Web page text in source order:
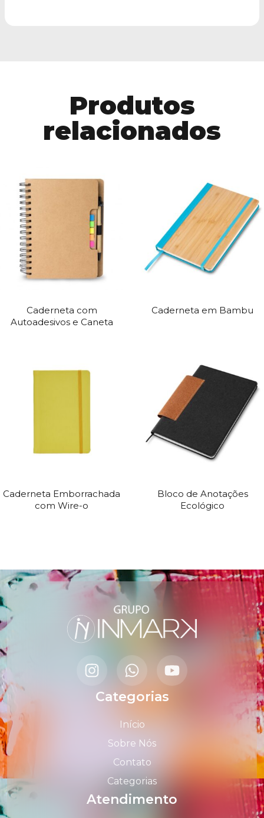
Produtos
relacionados
Caderneta com
Autoadesivos e Caneta
Caderneta em Bambu
Caderneta Emborrachada
com Wire-o
Bloco de Anotações
Ecológico
Categorias
Início
Sobre Nós
Contato
Categorias
Atendimento